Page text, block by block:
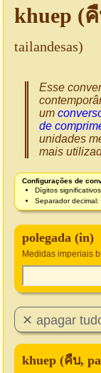
khuep (
tailandesas)
Esse
um
de
unidades
mais
Configurações de
Dígitos
Separador decimal:
polegada (in)
Medidas imperiais
khuep (คืบ,